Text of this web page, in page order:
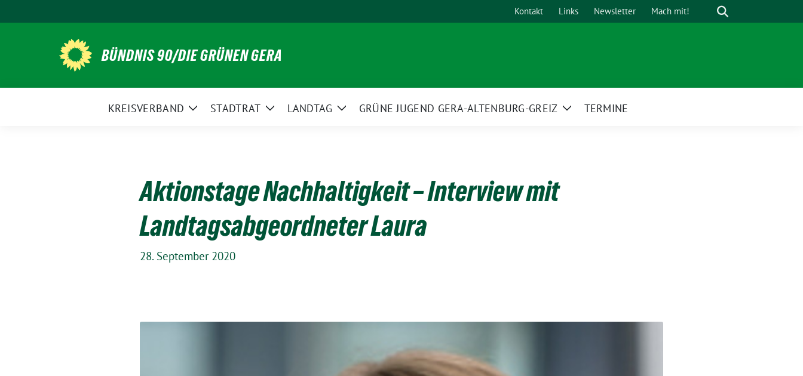
zum
Kontakt Links Newsletter Mach mit! Suche
BÜNDNIS 90/DIE GRÜNEN GERA
KREISVERBAND
ZeigeSTADTRAT
ZeigeLANDTAG
ZeigeGRÜNE JUGEND GERA-ALTENBURG-GREIZ
ZeigeTERMINE
Aktionstage Nachhaltigkeit – Interview mit
Landtagsabgeordneter Laura
28. September 2020